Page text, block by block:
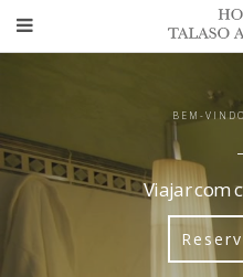
BEM-
Viajar com